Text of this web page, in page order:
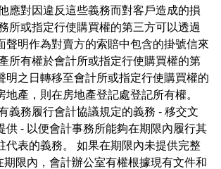
應對因違反這些義務而對客戶造成的損
所或指定行使購買權的第三方可以透過
聲明作為對賣方的索賠中包含的掛號信來
所有權於會計所或指定行使購買權的第
明之日轉移至會計所或指定行使購買權的
地產，則在房地產登記處登記所有權。
義務履行會計協議規定的義務 - 移交文
供 - 以便會計事務所能夠在期限內履行其
代表的義務。 如果在期限內未提供完整
期限內，會計辦公室有權根據現有文件和